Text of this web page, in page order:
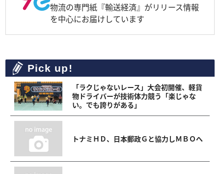
物流の専門紙『輸送経済』がリリース情報
を中心にお届けしています
Pick up!
「ラクじゃないレース」大会初開催、軽貨
物ドライバーが技術体力競う「楽じゃな
い。でも誇りがある」
トナミＨＤ、日本郵政Ｇと協力しＭＢＯへ